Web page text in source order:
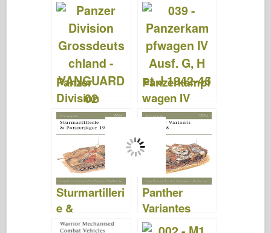
Nord –
VANGUARD
23
VANGUARD
10
Panzer
Division
Grossdeutsc
hland –
VANGUARD
02
Panzerkampf
wagen IV
Ausf G, H et
J 1942-45 –
NEW
VANGUARD
39
Sturmartilleri
e &
Panzerjäger
Panther
Variantes
1942-45 -